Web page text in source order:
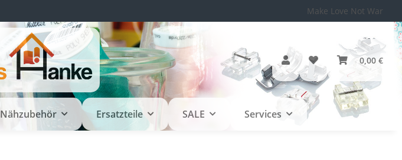
Make Love Not War
0,00 €
Nähzubehör Ersatzteile SALE Services